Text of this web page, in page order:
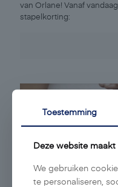
van Orlane! Vanaf
stapelkorting:
Toestemming
Deze website
We gebruiken
te personaliseren,